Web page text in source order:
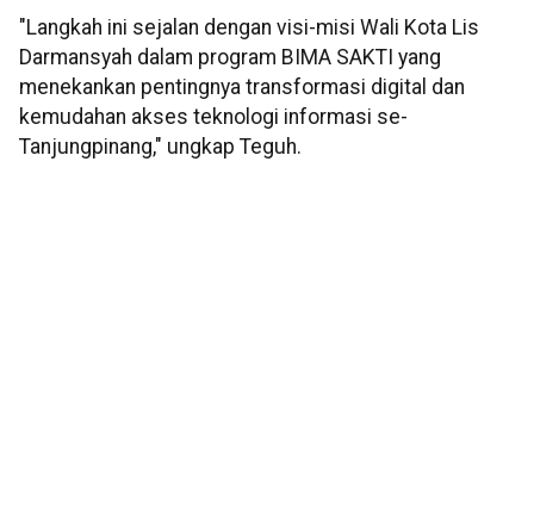
"Langkah ini sejalan dengan visi-misi Wali Kota Lis
Darmansyah dalam program BIMA SAKTI yang
menekankan pentingnya transformasi digital dan
kemudahan akses teknologi informasi se-
Tanjungpinang," ungkap Teguh.